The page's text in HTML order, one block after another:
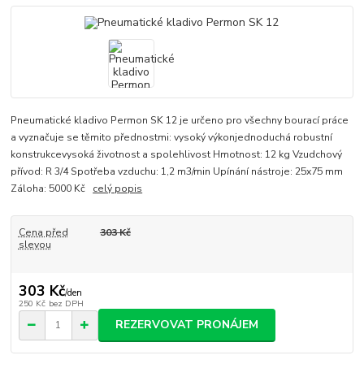
Pneumatické kladivo Permon SK 12 je určeno pro všechny bourací práce
a vyznačuje se těmito přednostmi: vysoký výkonjednoduchá robustní
konstrukcevysoká životnost a spolehlivost Hmotnost: 12 kg Vzudchový
přívod: R 3/4 Spotřeba vzduchu: 1,2 m3/min Upínání nástroje: 25x75 mm
Záloha: 5000 Kč celý popis
Cena před
slevou
303 Kč
303 Kč/den
250 Kč bez DPH
REZERVOVAT PRONÁJEM